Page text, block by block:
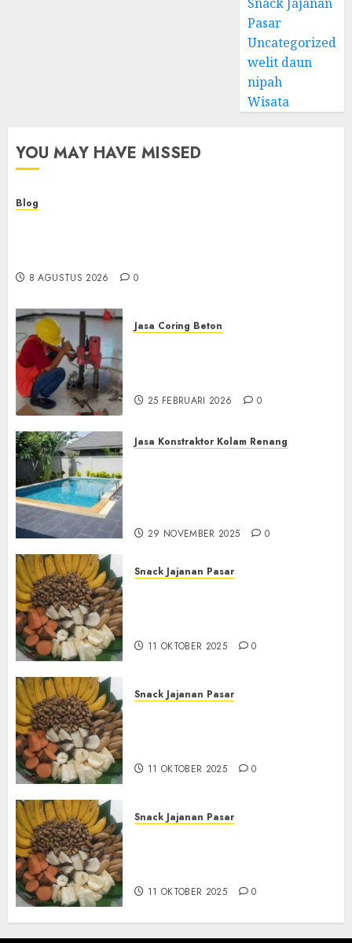
Pasar
Uncategorized
welit daun
nipah
Wisata
YOU MAY HAVE MISSED
Blog
8 AGUSTUS 2026 0
Jasa Coring Beton
25 FEBRUARI 2026 0
Jasa Konstraktor Kolam Renang
29 NOVEMBER 2025 0
Snack Jajanan Pasar
11 OKTOBER 2025 0
Snack Jajanan Pasar
11 OKTOBER 2025 0
Snack Jajanan Pasar
11 OKTOBER 2025 0